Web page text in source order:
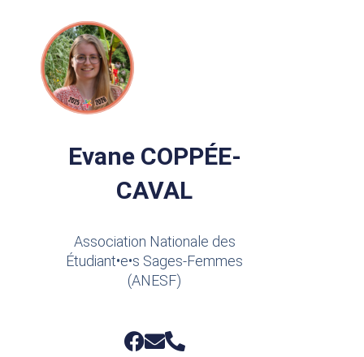
Evane COPPÉE-
CAVAL
Association Nationale des
Étudiant•e•s Sages-Femmes
(ANESF)